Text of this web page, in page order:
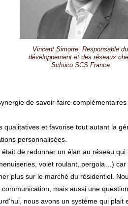
Vincent Simorre, Responsable du
développement et des réseaux
Schüco SCS France
de savoir-faire
qualitatives et favorise tout autant la
personnalisées.
de redonner un élan au réseau
volet roulant, pergola…)
plus sur le marché du résidentiel.
mais aussi une
nous avons un système qui plait